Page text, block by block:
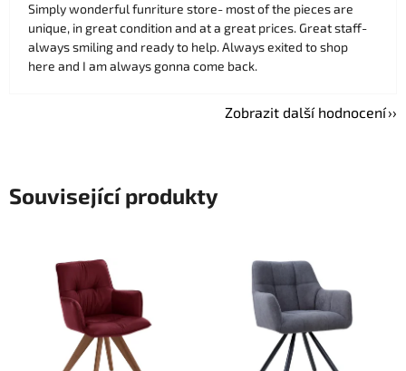
Simply wonderful funriture store- most of the pieces are
unique, in great condition and at a great prices. Great staff-
always smiling and ready to help. Always exited to shop
here and I am always gonna come back.
Zobrazit další hodnocení
Související produkty